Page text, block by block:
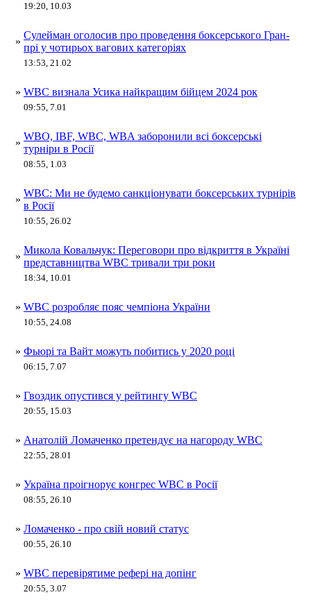
19:20, 10.03
»
Сулейман оголосив про проведення боксерського Гран-
прі у чотирьох вагових категоріях
13:53, 21.02
» WBC визнала Усика найкращим бійцем 2024 рок
09:55, 7.01
»
WBO, IBF, WBC, WBA заборонили всі боксерські
турніри в Росії
08:55, 1.03
»
WBC: Ми не будемо санкціонувати боксерських турнірів
в Росії
10:55, 26.02
»
Микола Ковальчук: Переговори про відкриття в Україні
представництва WBC тривали три роки
18:34, 10.01
» WBC розробляє пояс чемпіона України
10:55, 24.08
» Фьюрі та Вайт можуть побитись у 2020 році
06:15, 7.07
» Гвоздик опустився у рейтингу WBC
20:55, 15.03
» Анатолій Ломаченко претендує на нагороду WBC
22:55, 28.01
» Україна проігнорує конгрес WBC в Росії
08:55, 26.10
» Ломаченко - про свій новий статус
00:55, 26.10
» WBC перевірятиме рефері на допінг
20:55, 3.07